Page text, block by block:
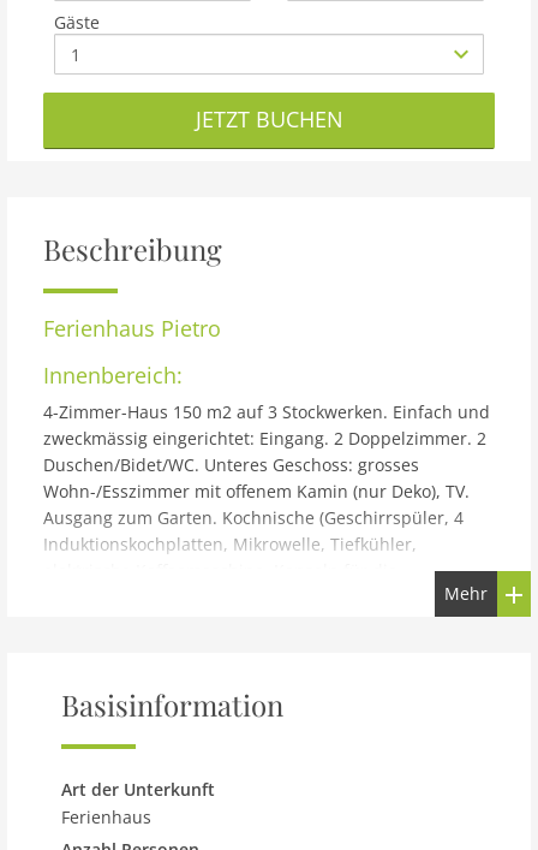
Gäste
JETZT BUCHEN
Beschreibung
Ferienhaus Pietro
Innenbereich:
4-Zimmer-Haus 150 m2 auf 3 Stockwerken. Einfach und
zweckmässig eingerichtet: Eingang. 2 Doppelzimmer. 2
Duschen/Bidet/WC. Unteres Geschoss: grosses
Wohn-/Esszimmer mit offenem Kamin (nur Deko), TV.
Ausgang zum Garten. Kochnische (Geschirrspüler, 4
Induktionskochplatten, Mikrowelle, Tiefkühler,
Kaffeemaschine (Nespresso) extra). Obergeschoss: 1
abgeschrägtes Zimmer mit 1 Doppelbett (140 cm).
Gartensitzplatz. Eingeschränkte Sicht auf den See. Zur
IT103064C2Y2SGJVHQ
Gebäude und Außenbereich:
Grosses, rustikales Einfamilienhaus Pietro, 600 m.ü.M..
Mehr
Basisinformation
Art der Unterkunft
Ferienhaus